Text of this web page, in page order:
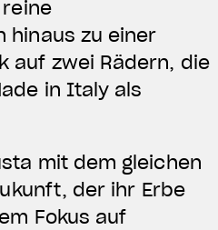
hinaus zu einer
auf zwei Rädern, die
in Italy als
mit dem gleichen
der ihr Erbe
Fokus auf